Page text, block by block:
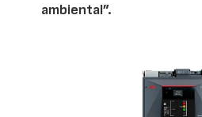
ambiental”.